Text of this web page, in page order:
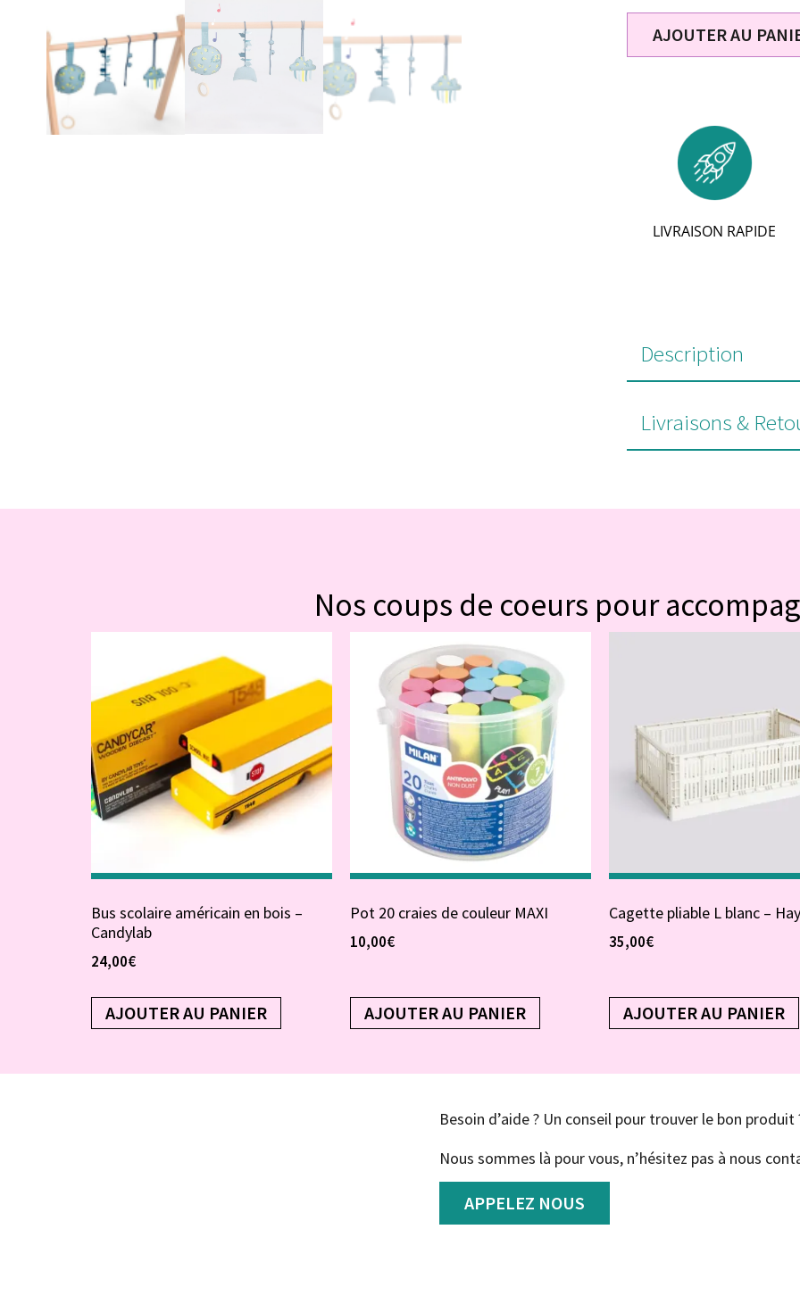
AJOUTER AU
LIVRAISON RAPIDE
Description
Livraisons &
Nos coups de coeurs pour
Bus scolaire américain en bois –
Candylab
24,00€
AJOUTER AU PANIER
Pot 20 craies de couleur MAXI
10,00€
AJOUTER AU PANIER
Cagette pliable L blanc –
35,00€
AJOUTER AU PANIER
Besoin d’aide ? Un conseil pour trouver le bon produit
Nous sommes là pour vous, n’hésitez pas à nous
APPELEZ NOUS